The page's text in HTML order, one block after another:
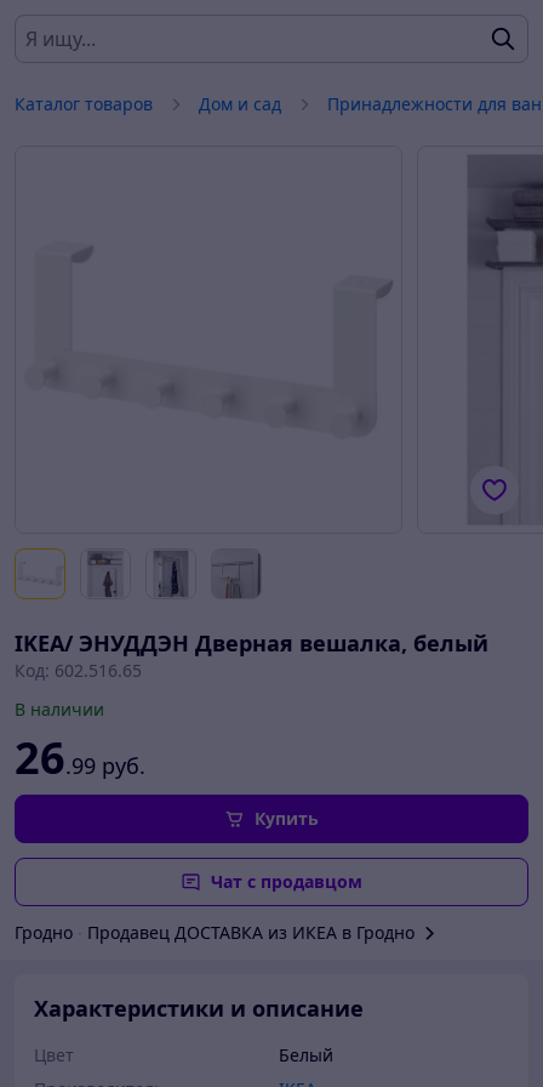
Каталог товаров Дом и сад Принадлежности для
IKEA/ ЭНУДДЭН Дверная вешалка, белый
Код: 602.516.65
В наличии
26.99 руб.
Купить
Чат с продавцом
Гродно Продавец ДОСТАВКА из ИКЕА в Гродно
Характеристики и описание
Цвет
Белый